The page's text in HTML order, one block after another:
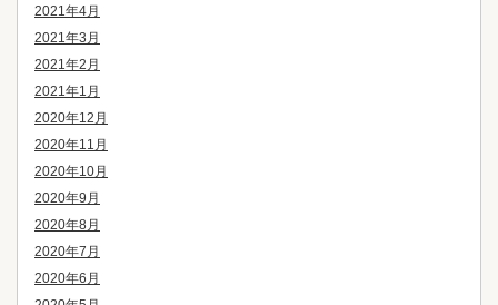
2021年4月
2021年3月
2021年2月
2021年1月
2020年12月
2020年11月
2020年10月
2020年9月
2020年8月
2020年7月
2020年6月